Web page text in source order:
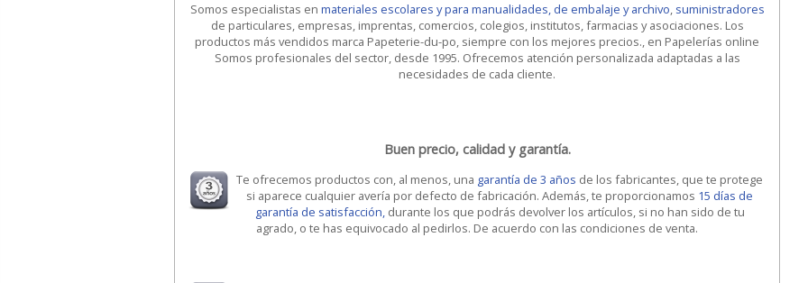
Somos especialistas en materiales escolares y para manualidades, de embalaje y archivo, suministradores
de particulares, empresas, imprentas, comercios, colegios, institutos, farmacias y asociaciones. Los
productos más vendidos marca Papeterie-du-po, siempre con los mejores precios., en Papelerías online
Somos profesionales del sector, desde 1995. Ofrecemos atención personalizada adaptadas a las
necesidades de cada cliente.
Buen precio, calidad y garantía.
Te ofrecemos productos con, al menos, una garantía de 3 años de los fabricantes, que te protege
si aparece cualquier avería por defecto de fabricación. Además, te proporcionamos 15 días de
garantía de satisfacción, durante los que podrás devolver los artículos, si no han sido de tu
agrado, o te has equivocado al pedirlos. De acuerdo con las condiciones de venta.